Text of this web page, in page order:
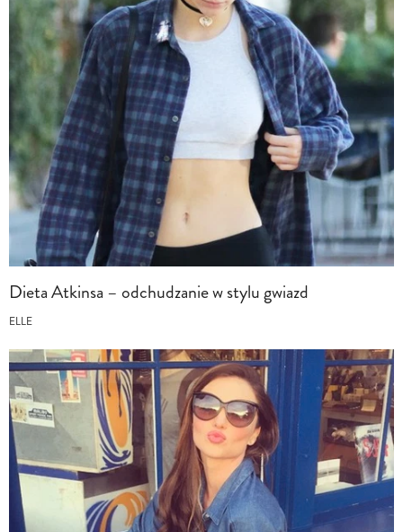
Dieta Atkinsa – odchudzanie w stylu gwiazd
ELLE